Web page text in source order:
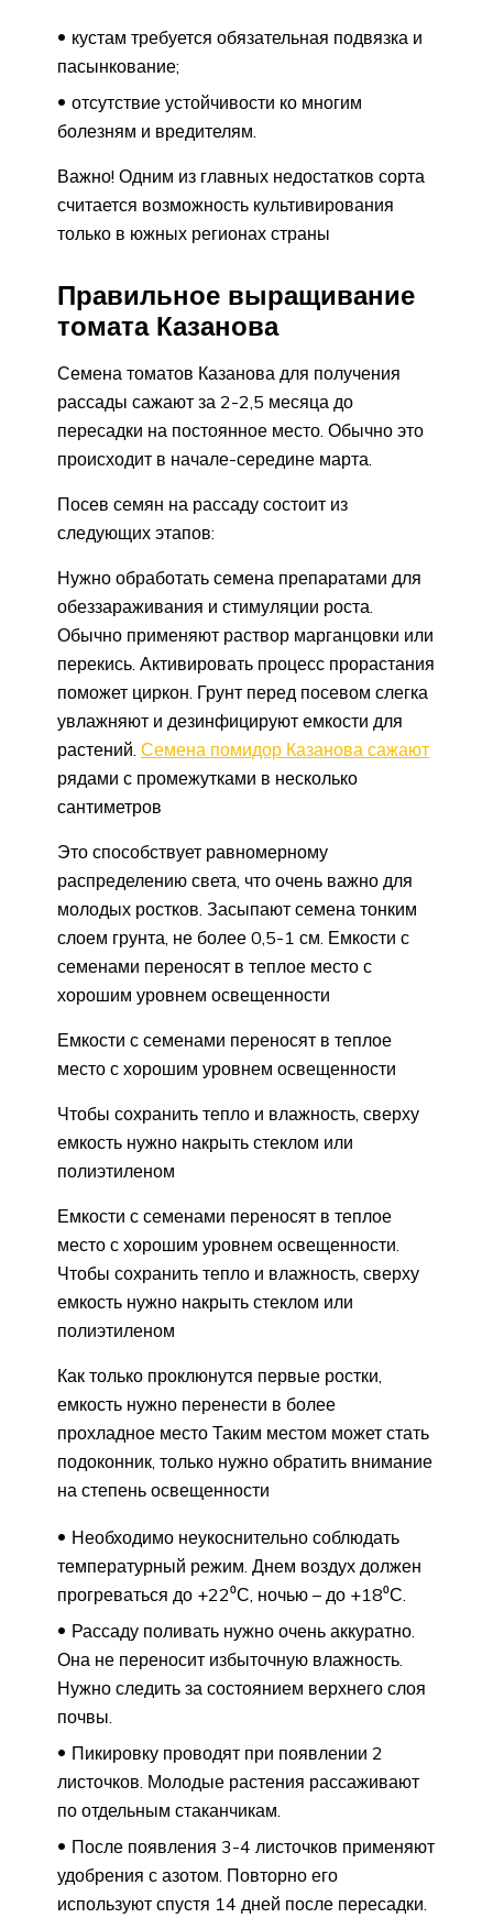
кустам требуется обязательная подвязка и
пасынкование;
отсутствие устойчивости ко многим
болезням и вредителям.
Важно! Одним из главных недостатков сорта
считается возможность культивирования
только в южных регионах страны
Правильное выращивание
томата Казанова
Семена томатов Казанова для получения
рассады сажают за 2-2,5 месяца до
пересадки на постоянное место. Обычно это
происходит в начале-середине марта.
Посев семян на рассаду состоит из
следующих этапов:
Нужно обработать семена препаратами для
обеззараживания и стимуляции роста.
Обычно применяют раствор марганцовки или
перекись. Активировать процесс прорастания
поможет циркон. Грунт перед посевом слегка
увлажняют и дезинфицируют емкости для
растений. Семена помидор Казанова сажают
рядами с промежутками в несколько
сантиметров
Это способствует равномерному
распределению света, что очень важно для
молодых ростков. Засыпают семена тонким
слоем грунта, не более 0,5-1 см. Емкости с
семенами переносят в теплое место с
хорошим уровнем освещенности
Емкости с семенами переносят в теплое
место с хорошим уровнем освещенности
Чтобы сохранить тепло и влажность, сверху
емкость нужно накрыть стеклом или
полиэтиленом
Емкости с семенами переносят в теплое
место с хорошим уровнем освещенности.
Чтобы сохранить тепло и влажность, сверху
емкость нужно накрыть стеклом или
полиэтиленом
Как только проклюнутся первые ростки,
емкость нужно перенести в более
прохладное место Таким местом может стать
подоконник, только нужно обратить внимание
на степень освещенности
Необходимо неукоснительно соблюдать
температурный режим. Днем воздух должен
прогреваться до +22⁰С, ночью – до +18⁰С.
Рассаду поливать нужно очень аккуратно.
Она не переносит избыточную влажность.
Нужно следить за состоянием верхнего слоя
почвы.
Пикировку проводят при появлении 2
листочков. Молодые растения рассаживают
по отдельным стаканчикам.
После появления 3-4 листочков применяют
удобрения с азотом. Повторно его
используют спустя 14 дней после пересадки.